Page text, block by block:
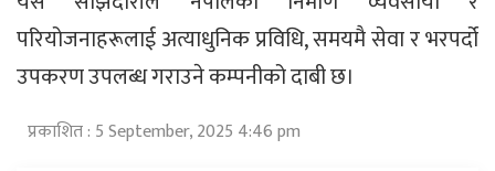
परियोजनाहरूलाई अत्याधुनिक प्रविधि, समयमै सेवा र भरपर्दो
उपकरण उपलब्ध गराउने कम्पनीको दाबी छ।
प्रकाशित : 5 September, 2025 4:46 pm